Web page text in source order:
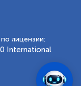
лицензии:
International